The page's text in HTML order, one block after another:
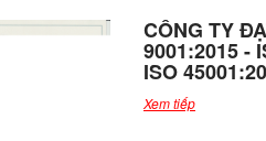
CÔNG TY
9001:2015 -
ISO
Xem tiếp